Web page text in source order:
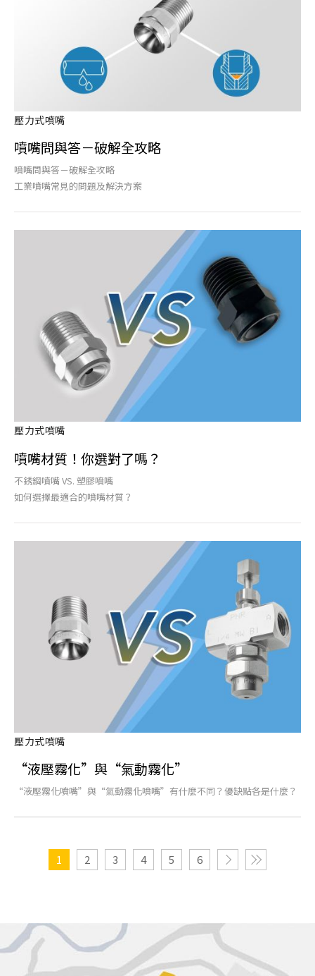
壓力式噴嘴
噴嘴問與答－破解全攻略
噴嘴問與答－破解全攻略
工業噴嘴常見的問題及解決方案
壓力式噴嘴
噴嘴材質！你選對了嗎？
不銹鋼噴嘴 VS. 塑膠噴嘴
如何選擇最適合的噴嘴材質？
壓力式噴嘴
“液壓霧化”與“氣動霧化”
“液壓霧化噴嘴”與“氣動霧化噴嘴”有什麼不同？優缺點各是什麼？
1 2 3 4 5 6